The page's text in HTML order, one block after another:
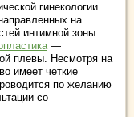
гинекологии
на
интимной зоны.
—
плевы. Несмотря на
имеет четкие
по желанию
со